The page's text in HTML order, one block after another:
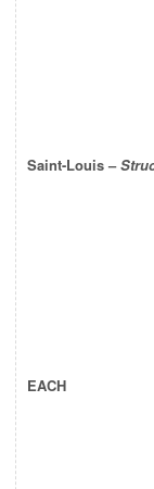
Saint-Louis –
EACH